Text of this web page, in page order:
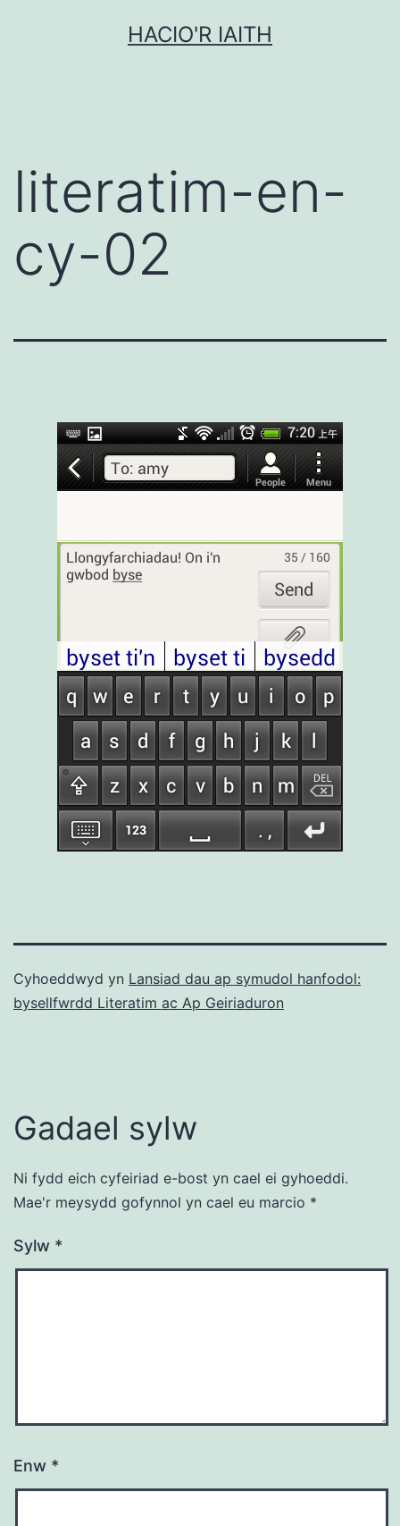
HACIO'R IAITH
literatim-en-
cy-02
Cyhoeddwyd yn Lansiad dau ap symudol hanfodol:
bysellfwrdd Literatim ac Ap Geiriaduron
Gadael sylw
Ni fydd eich cyfeiriad e-bost yn cael ei gyhoeddi.
Mae'r meysydd gofynnol yn cael eu marcio *
Sylw *
Enw *